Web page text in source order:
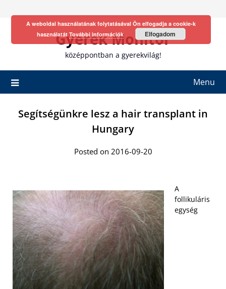
Gyerek Monitor
középpontban a gyerekvilág!
Menu
Segítségünkre lesz a hair transplant in
Hungary
Posted on 2016-09-20
A
follikuláris
egység
A weboldal használatának folytatásával Ön elfogadja a cookie-k
használatát További információk Elfogadom